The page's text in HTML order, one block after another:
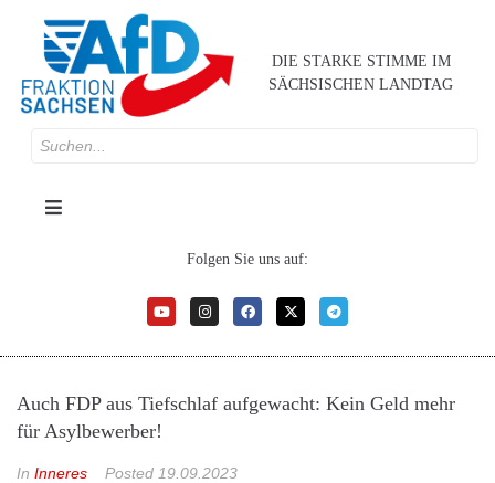
DIE STARKE STIMME IM
SÄCHSISCHEN LANDTAG
Folgen Sie uns auf:
Auch FDP aus Tiefschlaf aufgewacht: Kein Geld mehr
für Asylbewerber!
In Inneres Posted 19.09.2023